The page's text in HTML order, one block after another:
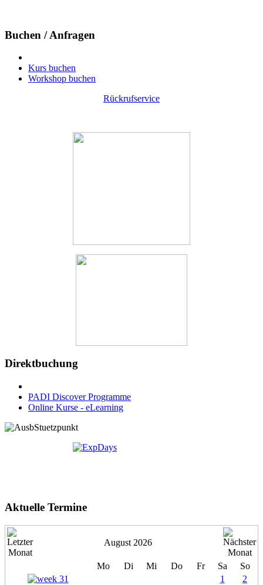
Buchen / Anfragen
Kurs buchen
Workshop buchen
Rückrufservice
Direktbuchung
PADI Discover Programme
Online Kurse - eLearning
Aktuelle Termine
August 2026
Mo Di Mi Do Fr Sa
So
1
2